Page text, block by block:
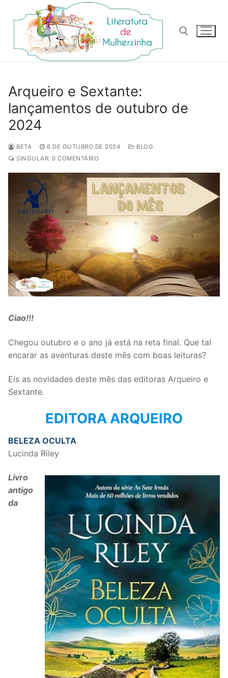
para
conteúdo
Arqueiro e Sextante:
lançamentos de outubro de
2024
BETA 6 DE OUTUBRO DE 2024
BLOG
SINGULAR: 0 COMENTÁRIO
Ciao!!!
Chegou outubro e o ano já está na reta final. Que tal
encarar as aventuras deste mês com boas leituras?
Eis as novidades deste mês das editoras Arqueiro e
Sextante.
EDITORA ARQUEIRO
BELEZA OCULTA
Lucinda Riley
Livro
antigo
da